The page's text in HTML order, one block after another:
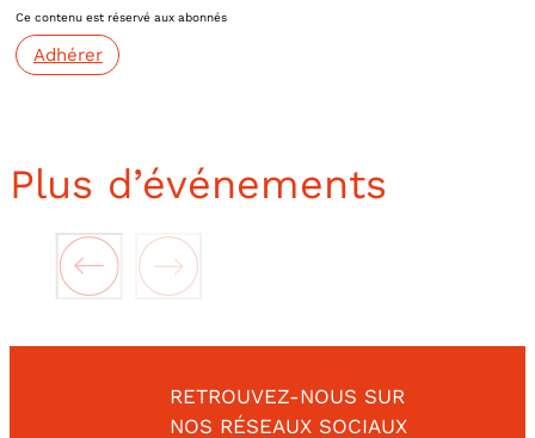
Ce contenu est réservé aux abonnés
Adhérer
Plus d’événements
RETROUVEZ-NOUS SUR
NOS RÉSEAUX SOCIAUX